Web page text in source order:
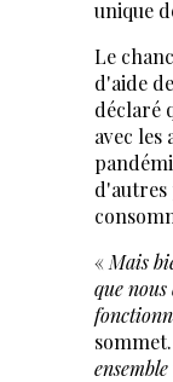
unique
Le
d'aide
déclaré
avec
d'autres
« Mais
que
ensemble